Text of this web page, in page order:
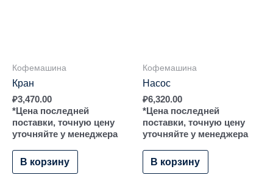
Кофемашина
Кран
₽3,470.00
*Цена последней
поставки, точную цену
уточняйте у менеджера
В корзину
Кофемашина
Насос
₽6,320.00
*Цена последней
поставки, точную цену
уточняйте у менеджера
В корзину